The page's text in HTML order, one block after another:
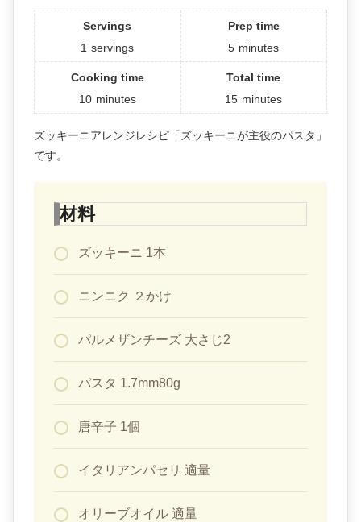
Servings
1 servings
Prep time
5 minutes
Cooking time
10 minutes
Total time
15 minutes
ズッキーニアレンジレシピ「ズッキーニが主役のパスタ」
です。
材料
ズッキーニ 1本
ニンニク ２かけ
パルメザンチーズ 大さじ2
パスタ 1.7mm80g
唐辛子 1個
イタリアンパセリ 適量
オリーブオイル 適量